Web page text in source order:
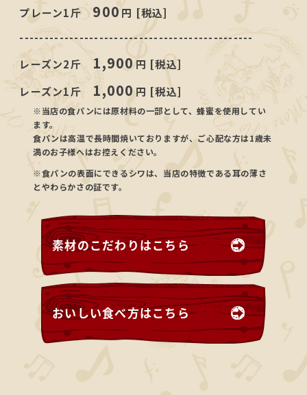
プレーン1斤 900 円 [税込]
-----------------------------------------------
レーズン2斤 1,900 円 [税込]
レーズン1斤 1,000 円 [税込]
※当店の食パンには原材料の一部として、蜂蜜を使用してい
ます。
食パンは高温で長時間焼いておりますが、ご心配な方は1歳未
満のお子様へはお控えください。
※食パンの表面にできるシワは、当店の特徴である耳の薄さ
とやわらかさの証です。
素材のこだわりはこちら
おいしい食べ方はこちら